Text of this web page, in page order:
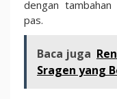
dengan
pas.
Baca juga
Sragen yang